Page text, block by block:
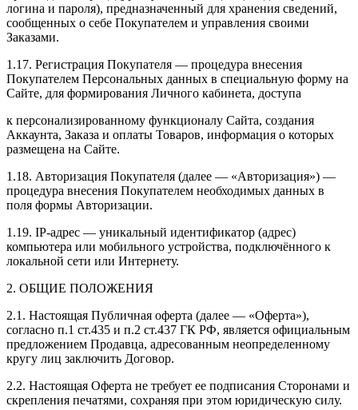
логина и пароля), предназначенный для хранения сведений,
сообщенных о себе Покупателем и управления своими
Заказами.
1.17. Регистрация Покупателя — процедура внесения
Покупателем Персональных данных в специальную форму на
Сайте, для формирования Личного кабинета, доступа
к персонализированному функционалу Сайта, создания
Аккаунта, Заказа и оплаты Товаров, информация о которых
размещена на Сайте.
1.18. Авторизация Покупателя (далее — «Авторизация») —
процедура внесения Покупателем необходимых данных в
поля формы Авторизации.
1.19. IP-адрес — уникальный идентификатор (адрес)
компьютера или мобильного устройства, подключённого к
локальной сети или Интернету.
2. ОБЩИЕ ПОЛОЖЕНИЯ
2.1. Настоящая Публичная оферта (далее — «Оферта»),
согласно п.1 ст.435 и п.2 ст.437 ГК РФ, является официальным
предложением Продавца, адресованным неопределенному
кругу лиц заключить Договор.
2.2. Настоящая Оферта не требует ее подписания Сторонами и
скрепления печатями, сохраняя при этом юридическую силу.